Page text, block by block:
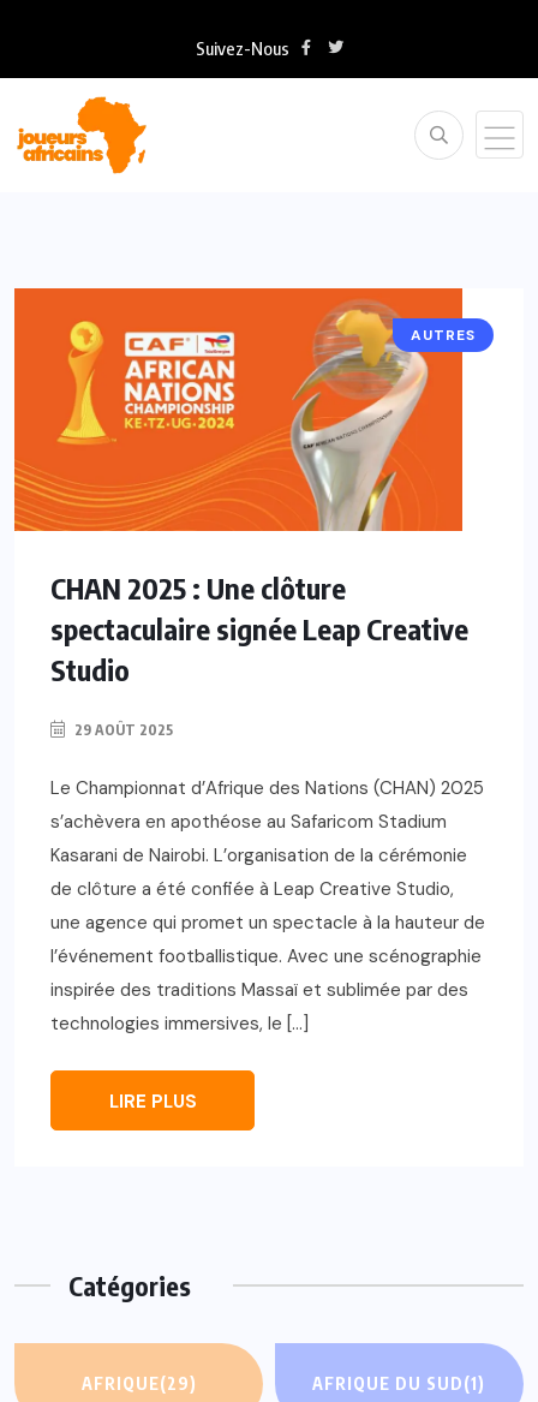
Suivez-Nous
AUTRES
CHAN 2025 : Une clôture
spectaculaire signée Leap Creative
Studio
29 AOÛT 2025
Le Championnat d’Afrique des Nations (CHAN) 2025
s’achèvera en apothéose au Safaricom Stadium
Kasarani de Nairobi. L’organisation de la cérémonie
de clôture a été confiée à Leap Creative Studio,
une agence qui promet un spectacle à la hauteur de
l’événement footballistique. Avec une scénographie
inspirée des traditions Massaï et sublimée par des
technologies immersives, le […]
LIRE PLUS
Catégories
AFRIQUE(29) AFRIQUE DU SUD(1)